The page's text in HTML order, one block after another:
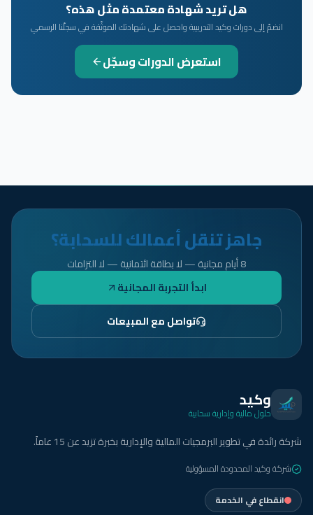
هل تريد شهادة معتمدة مثل هذه؟
انضمّ إلى دورات وكيد التدريبية واحصل على شهادتك الموثّقة في سجلّنا الرسمي
استعرض الدورات وسجّل
جاهز تنقل أعمالك للسحابة؟
8 أيام مجانية — لا بطاقة ائتمانية — لا التزامات
ابدأ التجربة المجانية
تواصل مع المبيعات
وكيد
حلول مالية وإدارية سحابية
شركة رائدة في تطوير البرمجيات المالية والإدارية بخبرة تزيد عن 15 عاماً.
شركة وكيد المحدودة المسؤولية
انقطاع في الخدمة